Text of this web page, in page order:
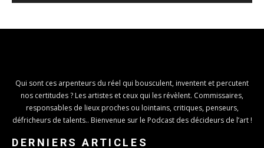
Qui sont ces arpenteurs du réel qui bousculent, inventent et percutent
nos certitudes ? Les artistes et ceux qui les révèlent. Commissaires,
responsables de lieux proches ou lointains, critiques, penseurs,
défricheurs de talents.. Bienvenue sur le Podcast des décideurs de l’art !
DERNIERS ARTICLES